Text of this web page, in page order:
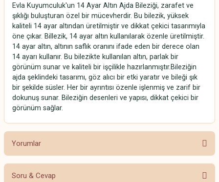
Evla Kuyumculuk'un 14 Ayar Altın Ajda Bileziği, zarafet ve
şıklığı buluşturan özel bir mücevherdir. Bu bilezik, yüksek
kaliteli 14 ayar altından üretilmiştir ve dikkat çekici tasarımıyla
öne çıkar. Billezik, 14 ayar altın kullanılarak özenle üretilmiştir.
14 ayar altın, altının saflık oranını ifade eden bir derece olan
14 ayarı kullanır. Bu bilezikte kullanılan altın, parlak bir
görünüm sunar ve kaliteli bir işçilikle hazırlanmıştır.Bileziğin
ajda şeklindeki tasarımı, göz alıcı bir etki yaratır ve bileği şık
bir şekilde süsler. Her bir ayrıntısı özenle işlenmiş ve zarif bir
dokunuş sunar. Bileziğin desenleri ve yapısı, dikkat çekici bir
görünüm sağlar.
Yorumlar
Soru & Cevap